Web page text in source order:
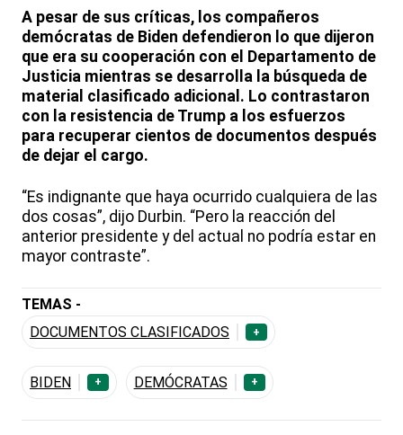
A pesar de sus críticas, los compañeros
demócratas de Biden defendieron lo que dijeron
que era su cooperación con el Departamento de
Justicia mientras se desarrolla la búsqueda de
material clasificado adicional. Lo contrastaron
con la resistencia de Trump a los esfuerzos
para recuperar cientos de documentos después
de dejar el cargo.
“Es indignante que haya ocurrido cualquiera de las
dos cosas”, dijo Durbin. “Pero la reacción del
anterior presidente y del actual no podría estar en
mayor contraste”.
TEMAS -
DOCUMENTOS CLASIFICADOS
+
BIDEN + DEMÓCRATAS +